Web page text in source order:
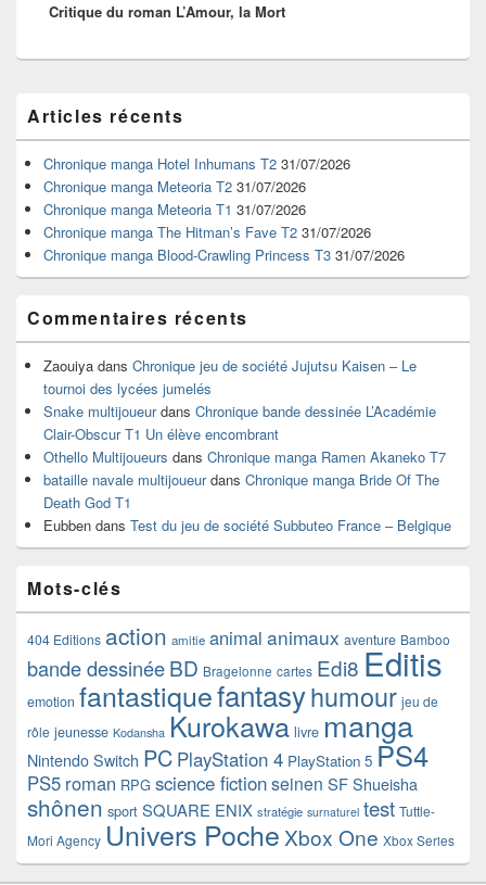
suivant :
Critique du roman L’Amour, la Mort
principale
de
widget
pour
barre
latérale
Articles récents
Chronique manga Hotel Inhumans T2 31/07/2026
Chronique manga Meteoria T2 31/07/2026
Chronique manga Meteoria T1 31/07/2026
Chronique manga The Hitman’s Fave T2 31/07/2026
Chronique manga Blood-Crawling Princess T3 31/07/2026
Commentaires récents
Zaouiya dans Chronique jeu de société Jujutsu Kaisen – Le
tournoi des lycées jumelés
Snake multijoueurdans Chronique bande dessinée L’Académie
Clair-Obscur T1 Un élève encombrant
Othello Multijoueurs dans Chronique manga Ramen Akaneko T7
bataille navale multijoueurdans Chronique manga Bride Of The
Death God T1
Eubben dans Test du jeu de société Subbuteo France – Belgique
Mots-clés
404 Editions action amitie animal animaux aventure Bamboo
bande dessinéeBD Bragelonne cartes Edi8 Editis
emotion fantastiquefantasyhumour jeu de
rôle jeunesse Kodansha Kurokawa livre manga
Nintendo Switch PC PlayStation 4 PlayStation 5 PS4
PS5 roman RPG science fictionseinen SF Shueisha
shônen sport SQUARE ENIX stratégie surnaturel test Tuttle-
Mori Agency Univers Poche Xbox One Xbox Series